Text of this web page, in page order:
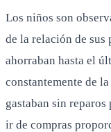
Los niños son
de la relación de sus
ahorraban hasta el
constantemente de
gastaban sin
ir de compras